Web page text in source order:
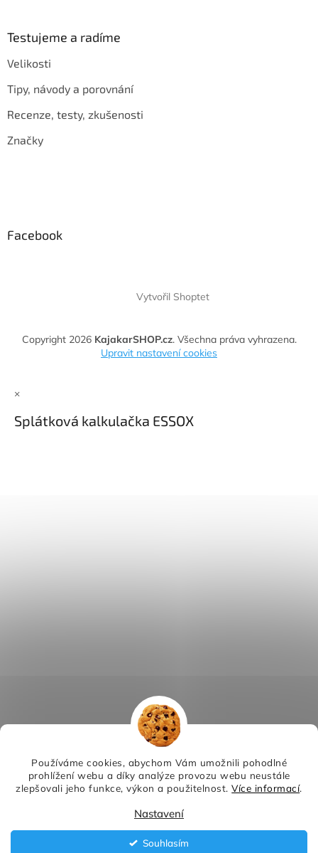
Používáme cookies, abychom Vám umožnili pohodlné
prohlížení webu a díky analýze provozu webu neustále
zlepšovali jeho funkce, výkon a použitelnost.Více informací.
Nastavení
Souhlasím
Testujeme a radíme
Velikosti
Tipy, návody a porovnání
Recenze, testy, zkušenosti
Značky
Facebook
Vytvořil Shoptet
Copyright 2026 KajakarSHOP.cz. Všechna práva vyhrazena.
Upravit nastavení cookies
×
Splátková kalkulačka ESSOX